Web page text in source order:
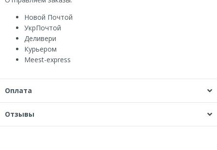
Новой Почтой
УкрПочтой
Деливери
Курьером
Мeest-express
Оплата
Отзывы